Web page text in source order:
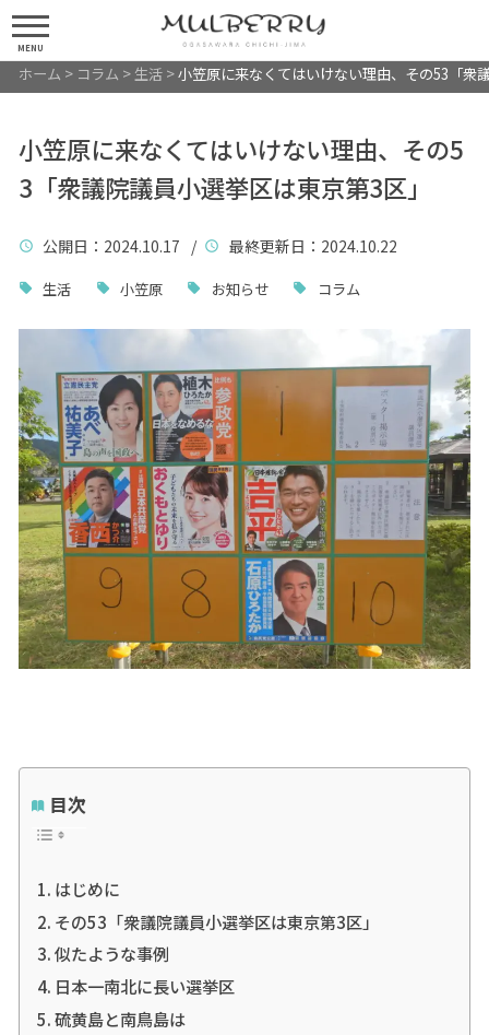
MENU
ホーム > コラム > 生活>小笠原に来なくてはいけない理由、その53「衆
小笠原に来なくてはいけない理由、その5
3「衆議院議員小選挙区は東京第3区」
公開日 ：2024.10.17 / 最終更新日 ：2024.10.22
生活 小笠原 お知らせ コラム
目次
はじめに
その53「衆議院議員小選挙区は東京第3区」
似たような事例
日本一南北に長い選挙区
硫黄島と南鳥島は